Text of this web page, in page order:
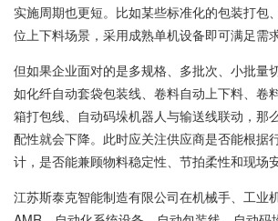
实施周期也更短。比如某些标准化的包装打包
位上下料场景，采用成熟单机设备即可满足需求
但如果企业面对的是多规格、多批次、小批量
如化纤自动套袋包装线、卷料自动上下料、卷
箱打包线、自动码垛机器人与输送线联动，那
配性就会下降。此时应关注供应商是否能根据
计，是否能兼顾物料稳定性、节拍柔性和现场安
江苏斯泰克智能制造有限公司在机械手、工业